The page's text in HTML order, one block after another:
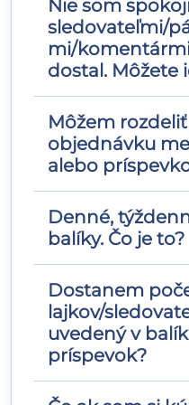
Áno, váš profil
mohli poskytnúť
Nie som
sledovateľmi/
mi/
dostal. Môžete
Všetky služby sú
ich odstrániť.
Môžem
objednávku
alebo
Áno, väčšinou
majú minimálny
doručiť na
informácií o
kontaktujte našu
Denné,
balíky. Čo je to?
Toto je predplatné
ktoré sa bude
každý deň/týždeň/
zakúpeného
zrušiť
Dostanem
lajkov/
uvedený v
príspevok?